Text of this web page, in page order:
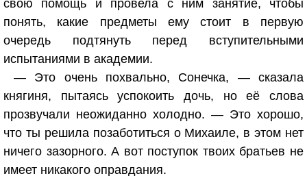
свою помощь и провела с ним занятие, чтобы
понять, какие предметы ему стоит в первую
очередь подтянуть перед вступительными
испытаниями в академии.
— Это очень похвально, Сонечка, — сказала
княгиня, пытаясь успокоить дочь, но её слова
прозвучали неожиданно холодно. — Это хорошо,
что ты решила позаботиться о Михаиле, в этом нет
ничего зазорного. А вот поступок твоих братьев не
имеет никакого оправдания.